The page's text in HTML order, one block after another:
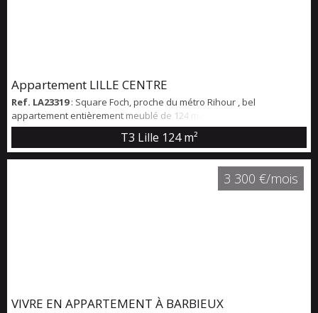
Appartement LILLE CENTRE
Ref. LA23319: Square Foch, proche du métro Rihour , bel
appartement entièrement meublé de 124 m2 au coeur d'une
résidence avec ascenseur. Situé au 6ème étage, il dispose d'un
large balcon offrant une vue dégagée sur le square et d'une
exposition sud ouest. Entrée spacieuse de 14,84 m2 avec de
nombreux placards de rangement, salon séjour de 37,87 m2,
cuisine contemporaine et séparée (entièrement équipé...
T3 Lille 124 m²
VIVRE EN APPARTEMENT À BARBIEUX
3 300 €/mois